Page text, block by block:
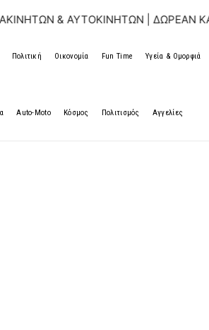
ΑΥΤΟΚΙΝΗΤΩΝ | ΔΩΡΕΑΝ
Πολιτική Οικονομία Fun Time Υγεία & Ομορφιά
Auto-Moto Κόσμος Πολιτισμός Αγγελίες